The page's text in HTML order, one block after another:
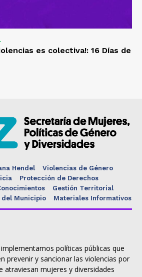
es colectiva!: 16 Días de
Hendel
Violencias de Género
Protección de Derechos
Gestión Territorial
del Municipio Materiales Informativos
políticas públicas que
prevenir y sancionar las violencias por
atraviesan mujeres y diversidades